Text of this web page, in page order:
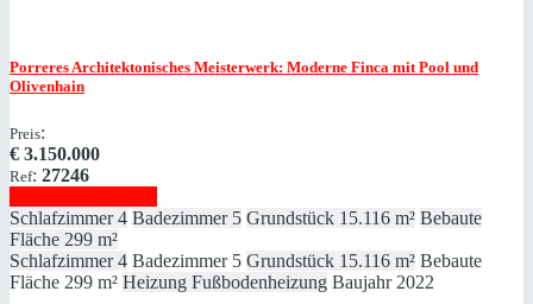
PorreresArchitektonisches Meisterwerk: Moderne Finca mit Pool und
Olivenhain
Preis:
€ 3.150.000
Ref: 27246
Schlafzimmer 4 Badezimmer 5 Grundstück 15.116 m² Bebaute
Fläche 299 m²
Schlafzimmer 4 Badezimmer 5 Grundstück 15.116 m² Bebaute
Fläche 299 m² Heizung Fußbodenheizung Baujahr 2022